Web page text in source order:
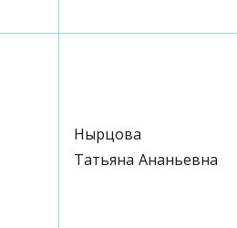
Нырцова
Татьяна Ананьевна